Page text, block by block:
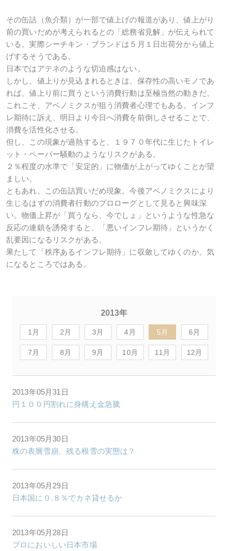
その缶詰（魚介類）が一部で値上げの報道があり、値上がり
前の買いだめが考えられるとの「総務省見解」が伝えられて
いる。実際シーチキン・ブランドは５月１日出荷分から値上
げするそうである。
日本ではアテネのような切迫感はない。
しかし、値上りが見込まれるときは、保存性の高いモノであ
れば、値上り前に買うという消費行動は至極当然の動きだ。
これこそ、アベノミクスが狙う消費者心理でもある。インフ
レ期待に訴え、明日より今日へ消費を前倒しさせることで、
消費を活性化させる。
但し、この現象が過熱すると、１９７０年代に生じたトイレ
ット・ペーパー騒動のようなリスクがある。
２％程度の水準で「安定的」に物価が上がってゆくことが望
ましい。
ともあれ、この缶詰買いだめ現象。今後アベノミクスにより
生じるはずの消費者行動のプロローグとして見ると興味深
い。物価上昇が「買うなら、今でしょ」というような性急な
反応の連鎖を誘発すると、「悪いインフレ期待」というかく
乱要因になるリスクがある。
果たして「秩序あるインフレ期待」に収斂してゆくのか。気
になるところではある。
2013年
1月 2月 3月 4月 5月 6月
7月 8月 9月 10月 11月 12月
2013年05月31日
円１００円割れに身構え金急騰
2013年05月30日
株の表層雪崩、残る根雪の実態は？
2013年05月29日
日本国に０.８％でカネ貸せるか
2013年05月28日
プロにおいしい日本市場